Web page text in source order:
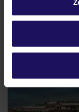
Szczegółowe
All Inclusive